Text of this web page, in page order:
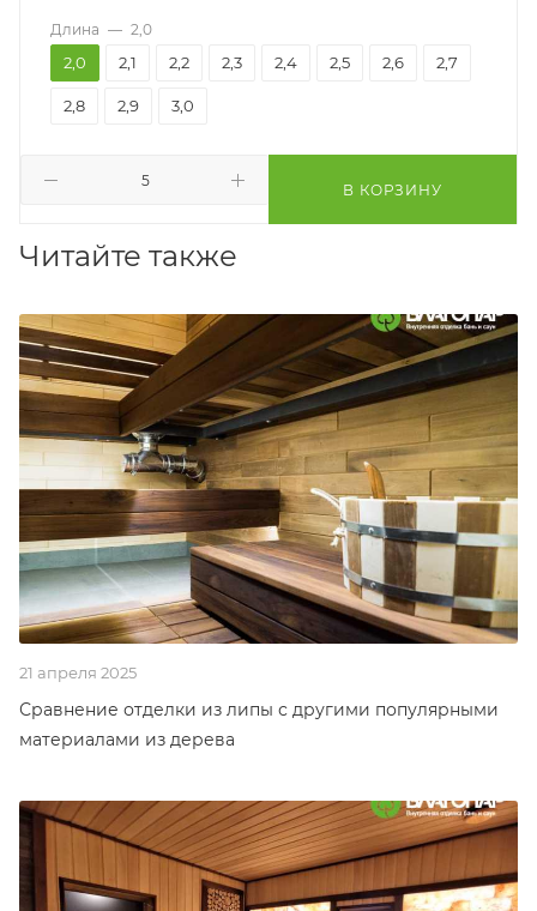
В КОРЗИНУ
Длина — 2,0
2,0 2,1 2,2 2,3 2,4 2,5 2,6 2,7
2,8 2,9 3,0
Читайте также
21 апреля 2025
Сравнение отделки из липы с другими популярными
материалами из дерева